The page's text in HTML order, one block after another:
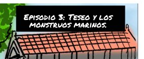
Episodio 3: Teseo y los
monstruos marinos.